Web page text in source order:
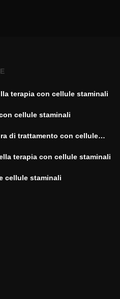
terapia con cellule staminali
cellule staminali
di trattamento con cellule
terapia con cellule staminali
cellule staminali